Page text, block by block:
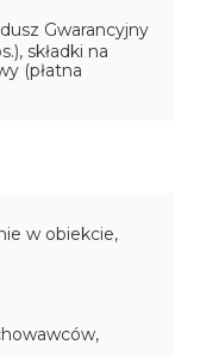
Gwarancyjny
składki na
(płatna
w obiekcie,